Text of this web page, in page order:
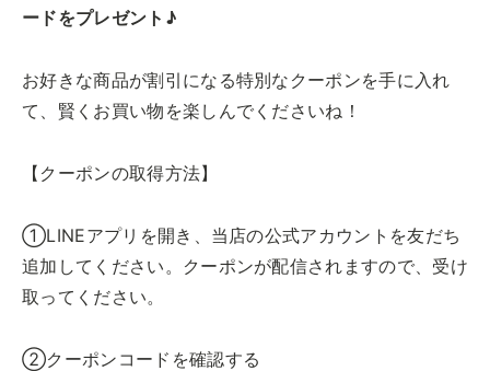
ードをプレゼント♪
お好きな商品が割引になる特別なクーポンを手に入れ
て、賢くお買い物を楽しんでくださいね！
【クーポンの取得方法】
①LINEアプリを開き、当店の公式アカウントを友だち
追加してください。クーポンが配信されますので、受け
取ってください。
②クーポンコードを確認する